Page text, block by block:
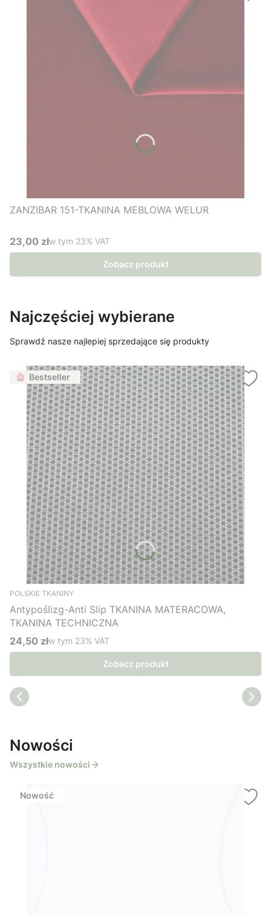
ZANZIBAR 151-TKANINA MEBLOWA WELUR
Cena brutto
23,00 złw tym %s VAT
w tym 23% VAT
Zobacz produkt
Najczęściej wybierane
Sprawdź nasze najlepiej sprzedające się produkty
Bestseller
POLSKIE TKANINY
Antypoślizg-Anti Slip TKANINA MATERACOWA,
TKANINA TECHNICZNA
Cena brutto
24,50 złw tym %s VAT
w tym 23% VAT
Zobacz produkt
Nowości
Wszystkie nowości
Nowość